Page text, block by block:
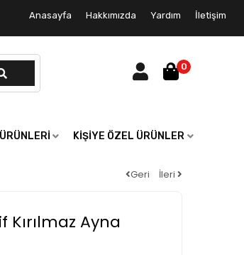
Anasayfa Hakkımızda Yardım İletişim
0
KIŞIYE ÖZEL ÜRÜNLER
Geri İleri
Ayna